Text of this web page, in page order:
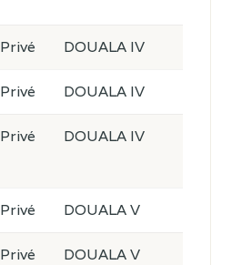
Privé DOUALA IV
Privé DOUALA IV
Privé DOUALA IV
Privé DOUALA V
Privé DOUALA V